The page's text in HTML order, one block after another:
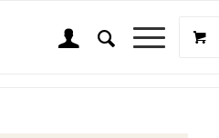
Wellness & Beauty Zubehör / Bücher